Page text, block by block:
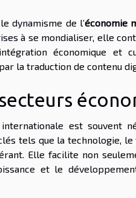
dynamisme de l’économie
à se mondialiser, elle
économique et
la traduction de contenu
est souvent
tels que la technologie,
Elle facilite non
et le